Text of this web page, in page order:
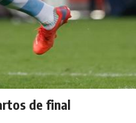
de final